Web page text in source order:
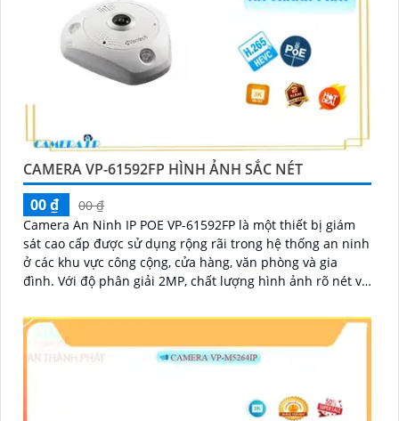
CAMERA VP-61592FP HÌNH ẢNH SẮC NÉT
00 ₫
00 ₫
Camera An Ninh IP POE VP-61592FP là một thiết bị giám
sát cao cấp được sử dụng rộng rãi trong hệ thống an ninh
ở các khu vực công cộng, cửa hàng, văn phòng và gia
đình. Với độ phân giải 2MP, chất lượng hình ảnh rõ nét và